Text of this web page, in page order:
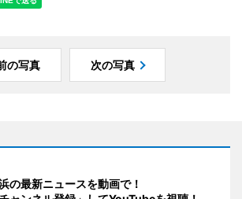
の写真 次の写真
の最新ニュースを動画で！